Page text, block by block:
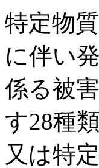
特定物
に伴い
係る被
す28種
又は特